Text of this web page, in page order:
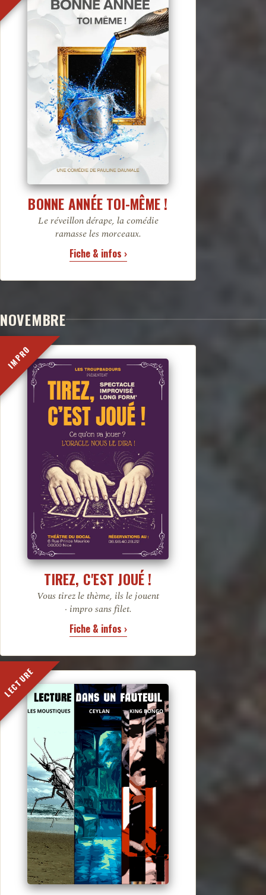
BONNE ANNÉE TOI-MÊME !
Le réveillon dérape, la comédie
ramasse les morceaux.
Fiche & infos ›
NOVEMBRE
IMPRO
TIREZ, C'EST JOUÉ !
Vous tirez le thème, ils le jouent
· impro sans filet.
Fiche & infos ›
LECTURE